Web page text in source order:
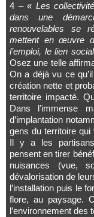
4 – « Les
dans une
renouvelables se
mettent en œuvre
l’emploi, le lien
Osez une telle
On a déjà vu ce
création nette et
territoire impacté.
Dans
d’implantation
gens du territoire qui
Il y a les
pensent en tirer
nuisances (vue,
dévalorisation de
l’installation puis le
flore, au paysage.
l’environnement des